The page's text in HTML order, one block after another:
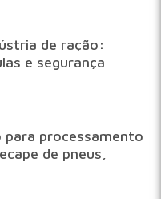
de ração:
e segurança
processamento
de pneus,